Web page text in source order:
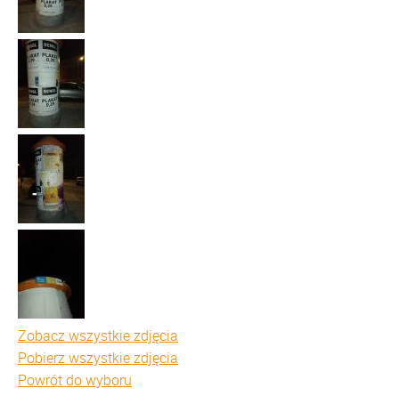
Zobacz wszystkie zdjęcia
Pobierz wszystkie zdjęcia
Powrót do wyboru